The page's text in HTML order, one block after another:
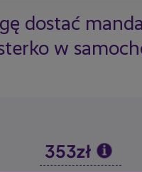
dostać
w
353zł